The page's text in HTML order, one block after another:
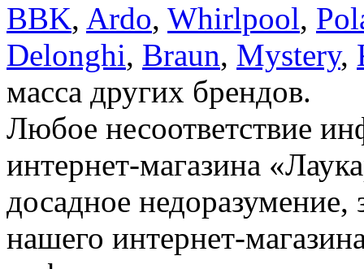
BBK, Ardo, Whirlpool,
Delonghi, Braun, Mystery,
масса других брендов.
Любое несоответствие
интернет-магазина
досадное недоразумение,
нашего интернет-